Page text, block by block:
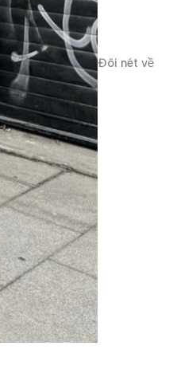
Đôi nét về